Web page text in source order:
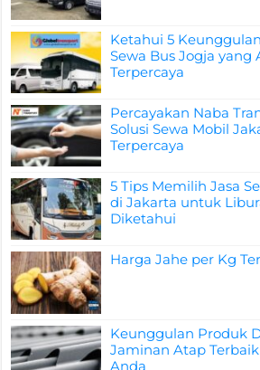
Ketahui 5
Sewa Bus Jogja yang
Terpercaya
Percayakan Naba
Solusi Sewa Mobil
Terpercaya
5 Tips Memilih Jasa
di Jakarta untuk
Diketahui
Harga Jahe per Kg
Keunggulan Produk
Jaminan Atap
Anda